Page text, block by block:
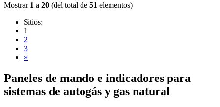
Mostrar 1 a 20 (del total de 51 elementos)
Sitios:
1
2
3
»
Paneles de mando e indicadores para
sistemas de autogás y gas natural